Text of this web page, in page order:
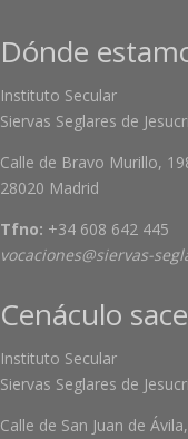
Dónde
Instituto Secular
Siervas Seglares de
Calle de Bravo Murillo,
28020 Madrid
Tfno: +34 608 642 445
vocaciones@siervas-
Cenáculo
Instituto Secular
Siervas Seglares de
Calle de San Juan de